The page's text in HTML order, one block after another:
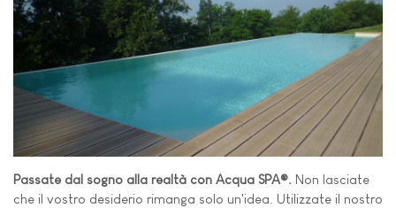
Passate dal sogno alla realtà con Acqua SPA®. Non lasciate
che il vostro desiderio rimanga solo un'idea. Utilizzate il nostro